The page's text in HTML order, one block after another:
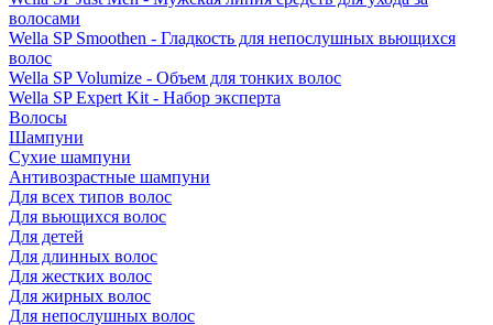
волосами
Wella SP Smoothen - Гладкость для непослушных вьющихся
волос
Wella SP Volumize - Объем для тонких волос
Wella SP Expert Kit - Набор эксперта
Волосы
Шампуни
Сухие шампуни
Антивозрастные шампуни
Для всех типов волос
Для вьющихся волос
Для детей
Для длинных волос
Для жестких волос
Для жирных волос
Для непослушных волос